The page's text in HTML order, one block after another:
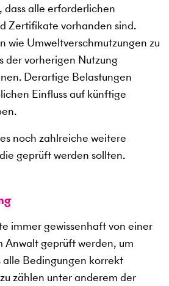
dass alle erforderlichen
Zertifikate vorhanden sind.
wie Umweltverschmutzungen zu
der vorherigen Nutzung
Derartige Belastungen
Einfluss auf künftige
noch zahlreiche weitere
geprüft werden sollten.
immer gewissenhaft von einer
Anwalt geprüft werden, um
alle Bedingungen korrekt
zählen unter anderem der